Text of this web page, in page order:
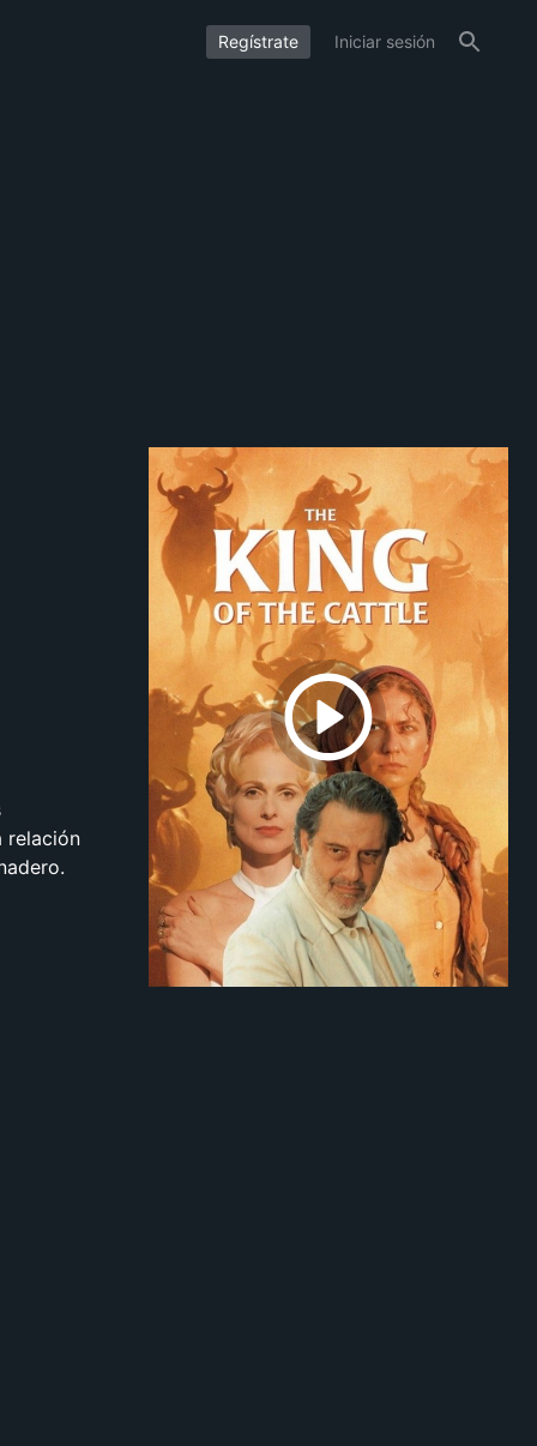
Regístrate Iniciar sesión
relación